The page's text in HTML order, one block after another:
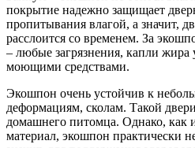
покрытие надежно защищает
пропитывания влагой, а значит,
расслоится со временем. За
– любые загрязнения, капли жира
моющими средствами.
Экошпон очень устойчив к
деформациям, сколам. Такой
домашнего питомца. Однако, как
материал, экошпон практически